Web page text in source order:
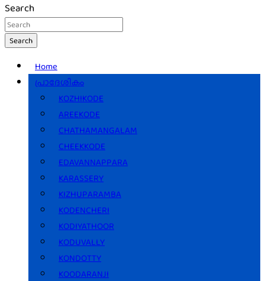
Search
Search
Home
പ്രാദേശികം
KOZHIKODE
AREEKODE
CHATHAMANGALAM
CHEEKKODE
EDAVANNAPPARA
KARASSERY
KIZHUPARAMBA
KODENCHERI
KODIYATHOOR
KODUVALLY
KONDOTTY
KOODARANJI